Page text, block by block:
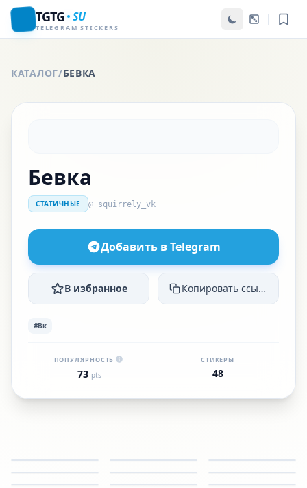
TGTG SU
TELEGRAM STICKERS
КАТАЛОГ/БЕВКА
Бевка
СТАТИЧНЫЕ @ squirrely_vk
Добавить в Telegram
В избранное Копировать ссылку
#Вк
ПОПУЛЯРНОСТЬ
73 pts
СТИКЕРЫ
48